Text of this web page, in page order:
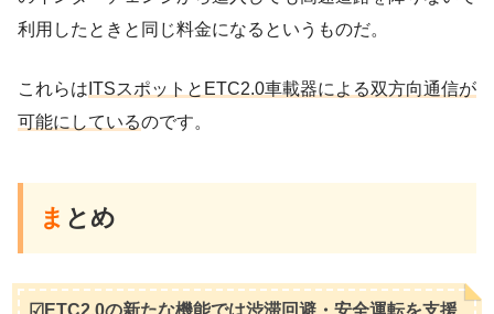
利用したときと同じ料金になるというものだ。
これらは ITSスポットとETC2.0車載器による双方向通信が
可能にしているのです。
ま とめ